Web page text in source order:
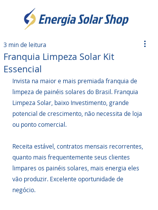
Franquia Limpeza Solar Kit
Essencial
3 min de leitura
Invista na maior e mais premiada franquia de
limpeza de painéis solares do Brasil. Franquia
Limpeza Solar, baixo Investimento, grande
potencial de crescimento, não necessita de loja
ou ponto comercial.
Receita estável, contratos mensais recorrentes,
quanto mais frequentemente seus clientes
limpares os painéis solares, mais energia eles
vão produzir. Excelente oportunidade de
negócio.